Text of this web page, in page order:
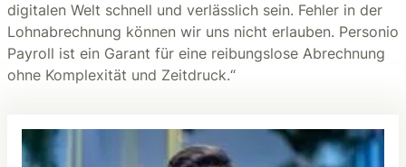
digitalen Welt schnell und verlässlich sein. Fehler in der
Lohnabrechnung können wir uns nicht erlauben. Personio
Payroll ist ein Garant für eine reibungslose Abrechnung
ohne Komplexität und Zeitdruck.“